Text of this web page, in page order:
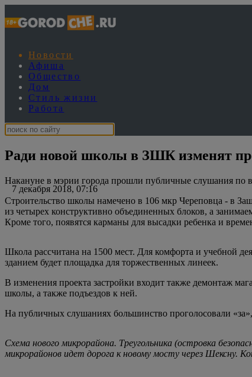
Новости
Афиша
Общество
Дом
Стиль жизни
Работа
Ради новой школы в ЗШК изменят
7 декабря 2018, 07:16
Накануне в мэрии города прошли публичные слушания по
Строительство школы намечено в 106 мкр Череповца - в
из четырех конструктивно объединенных блоков, а
Кроме того, появятся карманы для высадки ребенка и
Школа рассчитана на 1500 мест. Для комфорта и учебной
зданием будет площадка для торжественных линеек.
В изменения проекта застройки входит также демонтаж
школы, а также подъездов к ней.
На публичных слушаниях большинство проголосовали
Схема нового микрорайона. Треугольника (островка
микрорайонов идет дорога к новому мосту через Шексну.